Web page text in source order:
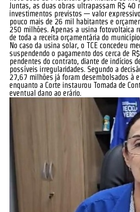
Juntas, as duas obras ultrapassam R$ 40
investimentos previstos — valor
pouco mais de 26 mil habitantes e
250 milhões. Apenas a usina fotovoltaica
de toda a receita orçamentária do
No caso da usina solar, o TCE concedeu
suspendendo o pagamento dos cerca de
pendentes do contrato, diante de indícios
possíveis irregularidades. Segundo a
27,67 milhões já foram desembolsados à
enquanto a Corte instaurou Tomada de
eventual dano ao erário.